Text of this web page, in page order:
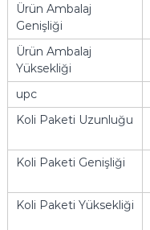
Ürün Ambalaj
Genişliği
Ürün Ambalaj
Yüksekliği
upc
Koli Paketi Uzunluğu
Koli Paketi Genişliği
Koli Paketi Yüksekliği